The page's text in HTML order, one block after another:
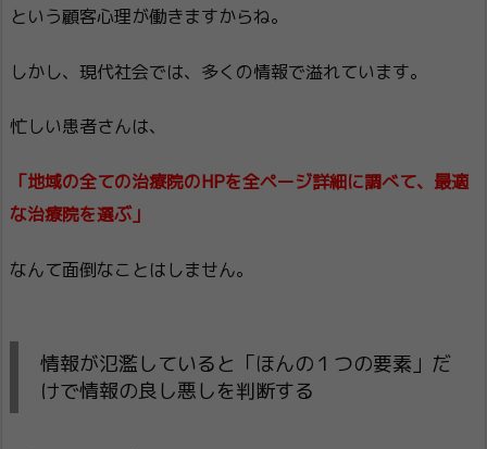
という顧客心理が働きますからね。
しかし、現代社会では、多くの情報で溢れています。
忙しい患者さんは、
「地域の全ての治療院のHPを全ページ詳細に調べて、最適
な治療院を選ぶ」
なんて面倒なことはしません。
情報が氾濫していると「ほんの１つの要素」だ
けで情報の良し悪しを判断する